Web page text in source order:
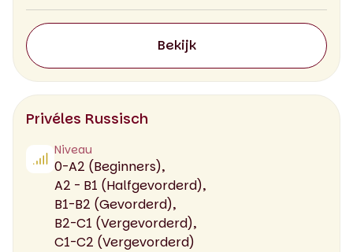
Bekijk
Privéles Russisch
Niveau
0-A2 (Beginners),
A2 - B1 (Halfgevorderd),
B1-B2 (Gevorderd),
B2-C1 (Vergevorderd),
C1-C2 (Vergevorderd)